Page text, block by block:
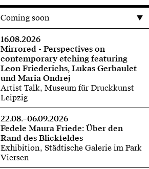
Coming soon
16.08.2026
Mirrored - Perspectives on
contemporary etching featuring
Leon Friederichs, Lukas Gerbaulet
und Maria Ondrej
Artist Talk, Museum für Druckkunst
Leipzig
22.08.–06.09.2026
Fedele Maura Friede: Über den
Rand des Blickfeldes
Exhibition, Städtische Galerie im Park
Viersen